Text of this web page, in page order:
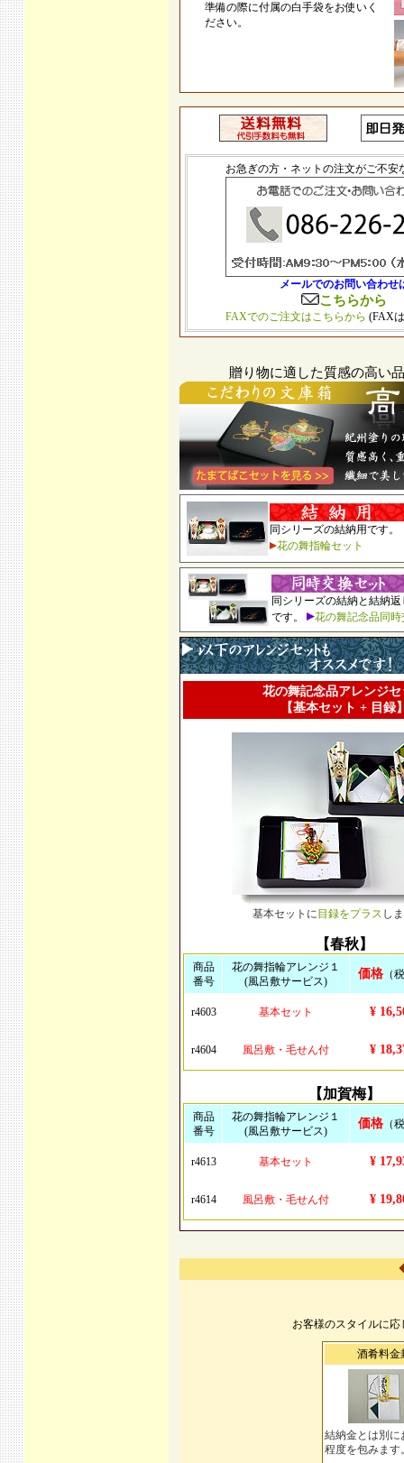
準備の際に付属の白手袋をお使いく
ださい。
お急ぎの方・ネットの注文がご不安
メールでのお問い合わせ
こちらから
FAXでのご注文はこちらから (FAX
贈り物に適した質感の高い
同シリーズの結納用です。
花の舞指輪セット
同シリーズの結納と結納
です。
花の舞記念品同
花の舞記念品アレンジセ
【基本セット + 目録
基本セットに 目録をプラス し
【春秋】
商品
番号
花の舞指輪アレンジ１
(風呂敷サービス)
価格（
r4603 基本セット ¥
r4604 風呂敷・毛せん付 ¥
【加賀梅】
商品
番号
花の舞指輪アレンジ１
(風呂敷サービス)
価格（
r4613 基本セット ¥
r4614 風呂敷・毛せん付 ¥
お客様のスタイルに
酒肴料金
結納金とは別に
程度を包みます